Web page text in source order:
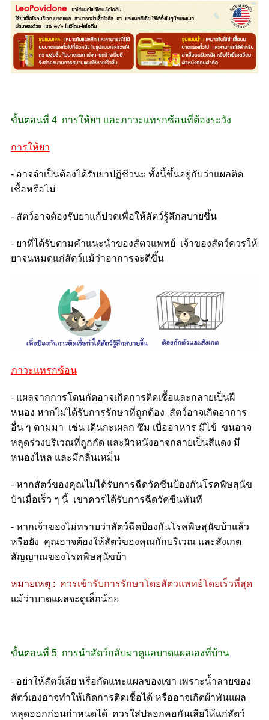
ขั้นตอนที่ 4 การให้ยา และภาวะแทรกซ้อนที่ต้องระวัง
การให้ยา
- อาจจำเป็นต้องได้รับยาปฏิชีวนะ ทั้งนี้ขึ้นอยู่กับว่าแผลติด
เชื้อหรือไม่
- สัตว์อาจต้องรับยาแก้ปวดเพื่อให้สัตว์รู้สึกสบายขึ้น
- ยาที่ได้รับตามคำแนะนำของสัตวแพทย์ เจ้าของสัตว์ควรให้
ยาจนหมดแก่สัตว์แม้ว่าอาการจะดีขึ้น
ภาวะแทรกซ้อน
- แผลจากการโดนกัดอาจเกิดการติดเชื้อและกลายเป็นฝี
หนอง หากไม่ได้รับการรักษาที่ถูกต้อง สัตว์อาจเกิดอาการ
อื่น ๆ ตามมา เช่น เดินกะเผลก ซึม เบื่ออาหาร มีไข้ ขนอาจ
หลุดร่วงบริเวณที่ถูกกัด และผิวหนังอาจกลายเป็นสีแดง มี
หนองไหล และมีกลิ่นเหม็น
- หากสัตว์ของคุณไม่ได้รับการฉีดวัคซีนป้องกันโรคพิษสุนัข
บ้าเมื่อเร็ว ๆ นี้ เขาควรได้รับการฉีดวัคซีนทันที
- หากเจ้าของไม่ทราบว่าสัตว์ฉีดป้องกันโรคพิษสุนัขบ้าแล้ว
หรือยัง คุณอาจต้องให้สัตว์ของคุณกักบริเวณ และสังเกต
สัญญาณของโรคพิษสุนัขบ้า
หมายเหตุ : ควรเข้ารับการรักษาโดยสัตวแพทย์โดยเร็วที่สุด
แม้ว่าบาดแผลจะดูเล็กน้อย
ขั้นตอนที่ 5 การนำสัตว์กลับมาดูแลบาดแผลเองที่บ้าน
- อย่าให้สัตว์เลีย หรือกัดแทะแผลของเขา เพราะน้ำลายของ
สัตว์เองอาจทำให้เกิดการติดเชื้อได้ หรืออาจเกิดผ้าพันแผล
หลุดออกก่อนกำหนดได้ ควรใส่ปลอกคอกันเลียให้แก่สัตว์